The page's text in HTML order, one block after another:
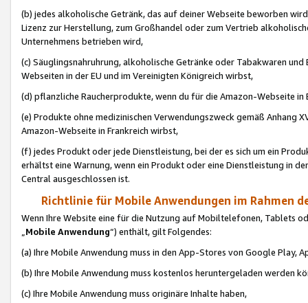
(b) jedes alkoholische Getränk, das auf deiner Webseite beworben
Lizenz zur Herstellung, zum Großhandel oder zum Vertrieb
Unternehmens betrieben wird,
(c) Säuglingsnahruhrung, alkoholische Getränke oder Tabakwaren
Webseiten in der EU und im Vereinigten Königreich wirbst,
(d) pflanzliche Raucherprodukte, wenn du für die Amazon-Webseite in
(e) Produkte ohne medizinischen Verwendungszweck gemäß Anhang
Amazon-Webseite in Frankreich wirbst,
(f) jedes Produkt oder jede Dienstleistung, bei der es sich um ein
erhältst eine Warnung, wenn ein Produkt oder eine Dienstleistung in
Central ausgeschlossen ist.
Richtlinie für Mobile Anwendungen im Rahmen
Wenn Ihre Website eine für die Nutzung auf Mobiltelefonen, Tablets
„Mobile Anwendung“) enthält, gilt Folgendes:
(a) Ihre Mobile Anwendung muss in den App-Stores von Google Play,
(b) Ihre Mobile Anwendung muss kostenlos heruntergeladen werden
(c) Ihre Mobile Anwendung muss originäre Inhalte haben,